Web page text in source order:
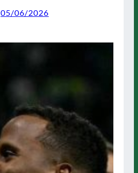
05/06/2026